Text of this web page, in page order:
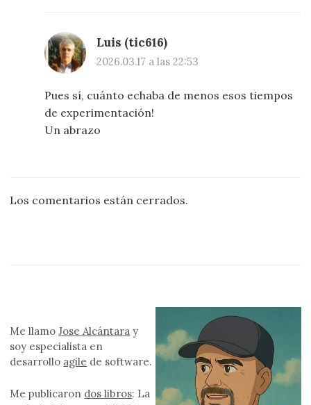
Luis (tic616)
2026.03.17 a las 22:53
Pues sí, cuánto echaba de menos esos tiempos
de experimentación!
Un abrazo
Los comentarios están cerrados.
Me llamoJose Alcántara y
soy especialista en
desarrollo agile de software.
Me publicaron dos libros: La